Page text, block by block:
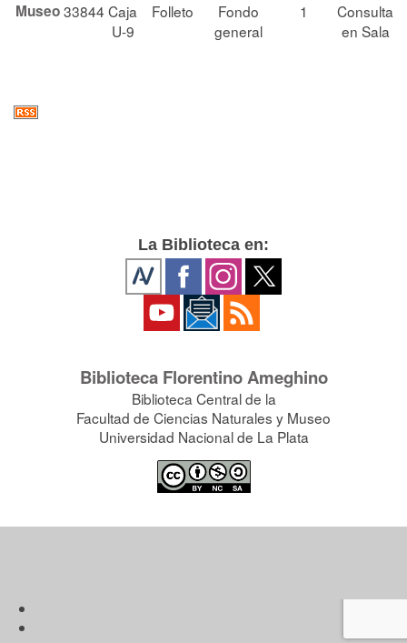
Museo33844 Caja
U-9
Folleto
Fondo
general
1
Consulta
en Sala
La Biblioteca en:
Biblioteca Florentino Ameghino
Biblioteca Central de la
Facultad de Ciencias Naturales y Museo
Universidad Nacional de La Plata